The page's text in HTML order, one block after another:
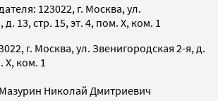
123022, г. Москва, ул.
13, стр. 15, эт. 4, пом. X, ком. 1
г. Москва, ул. Звенигородская 2-я, д.
X, ком. 1
Николай Дмитриевич